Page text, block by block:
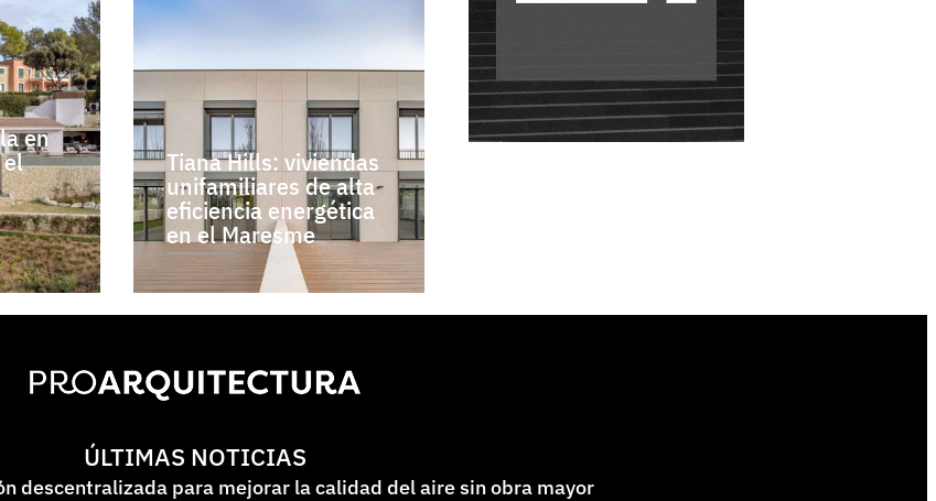
en
Tiana Hills: viviendas
unifamiliares de alta
eficiencia energética
en el Maresme
ÚLTIMAS NOTICIAS
descentralizada para mejorar la calidad del aire sin obra mayor